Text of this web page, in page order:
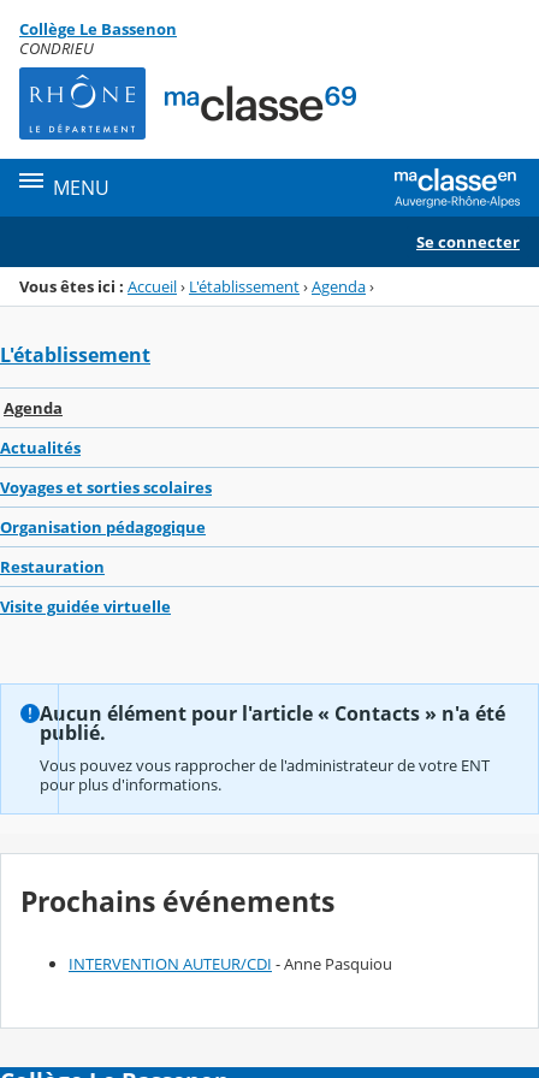
Menu de la rubrique
Contenu
Collège Le Bassenon
CONDRIEU
MENU
Se connecter
Vous êtes ici : Accueil› L'établissement›Agenda›
L'établissement
Agenda
Actualités
Voyages et sorties scolaires
Organisation pédagogique
Restauration
Visite guidée virtuelle
Aucun élément pour l'article « Contacts » n'a été
publié.
Vous pouvez vous rapprocher de l'administrateur de votre ENT
pour plus d'informations.
Prochains événements
INTERVENTION AUTEUR/CDI - Anne Pasquiou